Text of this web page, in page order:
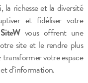
la richesse et la diversité
et fidéliser votre
SiteWvous offrent une
site et le rendre plus
transformer votre espace
d’information.